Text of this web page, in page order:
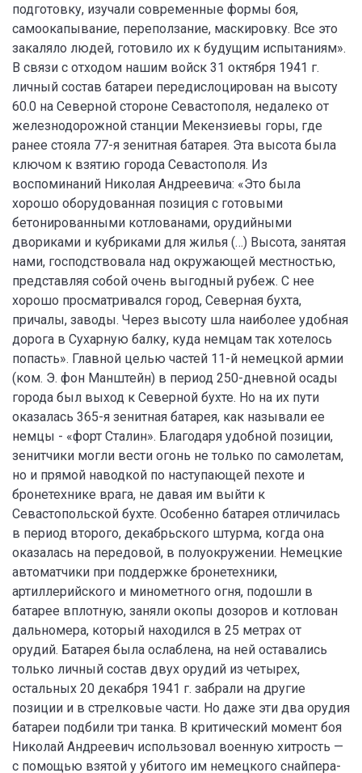
подготовку, изучали современные формы боя,
самоокапывание, переползание, маскировку. Все это
закаляло людей, готовило их к будущим испытаниям».
В связи с отходом нашим войск 31 октября 1941 г.
личный состав батареи передислоцирован на высоту
60.0 на Северной стороне Севастополя, недалеко от
железнодорожной станции Мекензиевы горы, где
ранее стояла 77-я зенитная батарея. Эта высота была
ключом к взятию города Севастополя. Из
воспоминаний Николая Андреевича: «Это была
хорошо оборудованная позиция с готовыми
бетонированными котлованами, орудийными
двориками и кубриками для жилья (…) Высота, занятая
нами, господствовала над окружающей местностью,
представляя собой очень выгодный рубеж. С нее
хорошо просматривался город, Северная бухта,
причалы, заводы. Через высоту шла наиболее удобная
дорога в Сухарную балку, куда немцам так хотелось
попасть». Главной целью частей 11-й немецкой армии
(ком. Э. фон Манштейн) в период 250-дневной осады
города был выход к Северной бухте. Но на их пути
оказалась 365-я зенитная батарея, как называли ее
немцы - «форт Сталин». Благодаря удобной позиции,
зенитчики могли вести огонь не только по самолетам,
но и прямой наводкой по наступающей пехоте и
бронетехнике врага, не давая им выйти к
Севастопольской бухте. Особенно батарея отличилась
в период второго, декабрьского штурма, когда она
оказалась на передовой, в полуокружении. Немецкие
автоматчики при поддержке бронетехники,
артиллерийского и минометного огня, подошли в
батарее вплотную, заняли окопы дозоров и котлован
дальномера, который находился в 25 метрах от
орудий. Батарея была ослаблена, на ней оставались
только личный состав двух орудий из четырех,
остальных 20 декабря 1941 г. забрали на другие
позиции и в стрелковые части. Но даже эти два орудия
батареи подбили три танка. В критический момент боя
Николай Андреевич использовал военную хитрость —
с помощью взятой у убитого им немецкого снайпера-